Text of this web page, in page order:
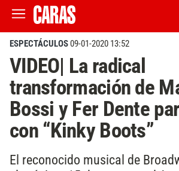
ESPECTÁCULOS09-01-2020 13:52
VIDEO| La radical
transformación de
Bossi y Fer Dente
con “Kinky Boots”
El reconocido musical de